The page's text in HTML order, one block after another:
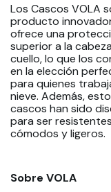
Los Cascos VOLA
producto
ofrece una
superior a la
cuello, lo que los
en la elección
para quienes
nieve. Además,
cascos han sido
para ser
cómodos y ligeros.
Sobre VOLA